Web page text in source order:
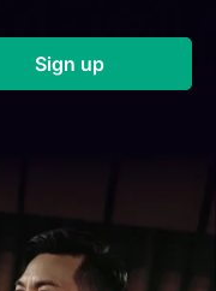
Sign up(opens in a